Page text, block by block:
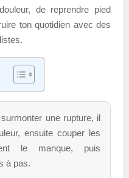
de reprendre pied
ton quotidien avec des
une rupture, il
ensuite couper les
le manque, puis
à pas.